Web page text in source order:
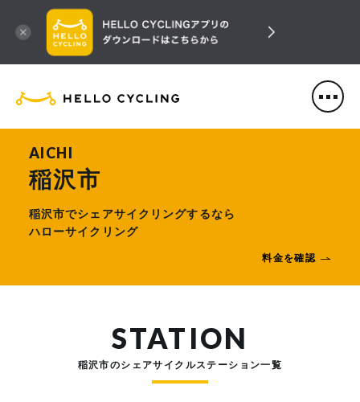
HELLO CYCLING（ハローサ
AICHI
稲沢市
稲沢市でシェアサイクリングするなら
ハローサイクリング
料金を確認
STATION
稲沢市のシェアサイクルステーション一覧